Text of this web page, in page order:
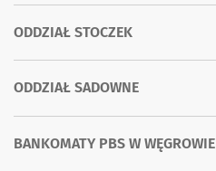
ODDZIAŁ STOCZEK
ODDZIAŁ SADOWNE
BANKOMATY PBS W WĘGROWIE